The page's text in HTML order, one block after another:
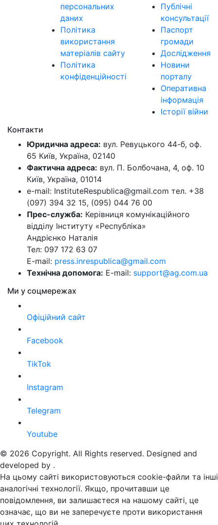
персональних
даних
Політика
використання
матеріалів сайту
Політика
конфіденційності
Публічні
консультації
Паспорт
громади
Дослідження
Новини
порталу
Оперативна
інформація
Історії війни
Контакти
Юридична адреса: вул. Ревуцького 44-б, оф.
65 Київ, Україна, 02140
Фактична адреса: вул. П. Болбочана, 4, оф. 10
Київ, Україна, 01014
e-mail: InstituteRespublica@gmail.com тел. +38
(097) 394 32 15, (095) 044 76 00
Прес-служба: Керівниця комунікаційного
відділу Інституту «Республіка»
Андрієнко Наталія
Тел: 097 172 63 07
E-mail: press.inrespublica@gmail.com
Технічна допомога: E-mail: support@ag.com.ua
Ми у соцмережах
Офіційний сайт
Facebook
TikTok
Instagram
Telegram
Youtube
© 2026 Copyright. All Rights reserved. Designed and
developed by .
На цьому сайті використовуються cookie-файли та інші
аналогічні технології. Якщо, прочитавши це
повідомлення, ви залишаєтеся на нашому сайті, це
означає, що ви не заперечуєте проти використання